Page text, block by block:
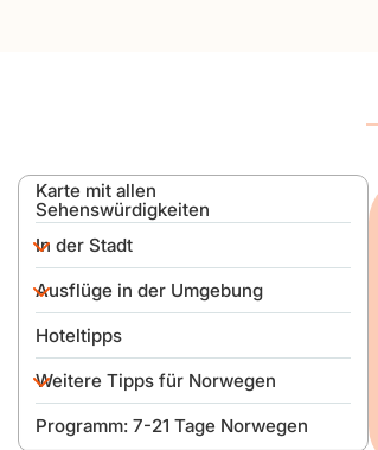
Karte mit allen
Sehenswürdigkeiten
In der Stadt
Bryggen Viertel
Gamle Bergen Museum
Festung Bergenhus
Fischmarkt
Ausflüge in der Umgebung
Bootsfahrt zu Alversund
Panoramazugfahrt Flåmsbanen
Hardangerfjord
Hoteltipps
Weitere Tipps für Norwegen
Beste Reisezeit
Programm: 7-21 Tage Norwegen